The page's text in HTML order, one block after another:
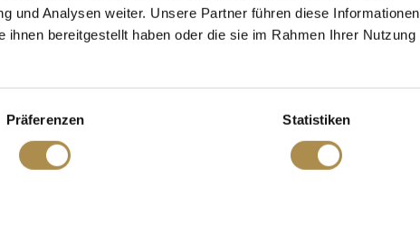
und Analysen weiter. Unsere Partner führen diese Informationen
bereitgestellt haben oder die sie im Rahmen Ihrer Nutzung
Präferenzen Statistiken